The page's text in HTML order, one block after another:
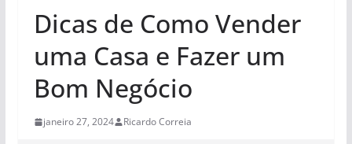
Dicas de Como Vender
uma Casa e Fazer um
Bom Negócio
janeiro 27, 2024 Ricardo Correia